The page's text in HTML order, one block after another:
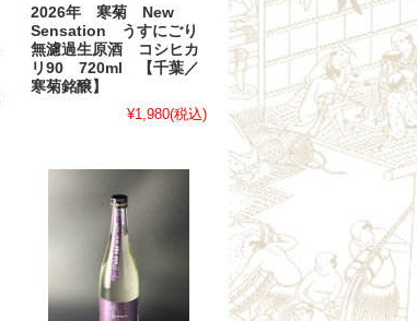
2026年 寒菊 New
Sensation うすにごり
無濾過生原酒 コシヒカ
リ90 720ml 【千葉／
寒菊銘醸】
¥1,980(税込)